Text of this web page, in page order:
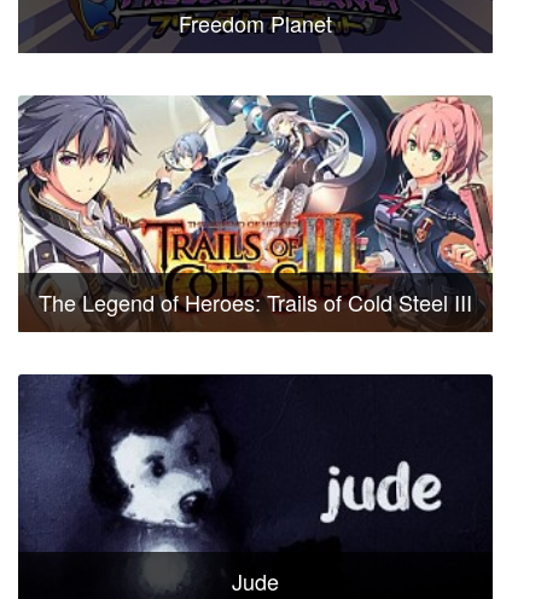
Freedom Planet
The Legend of Heroes: Trails of Cold Steel III
Jude